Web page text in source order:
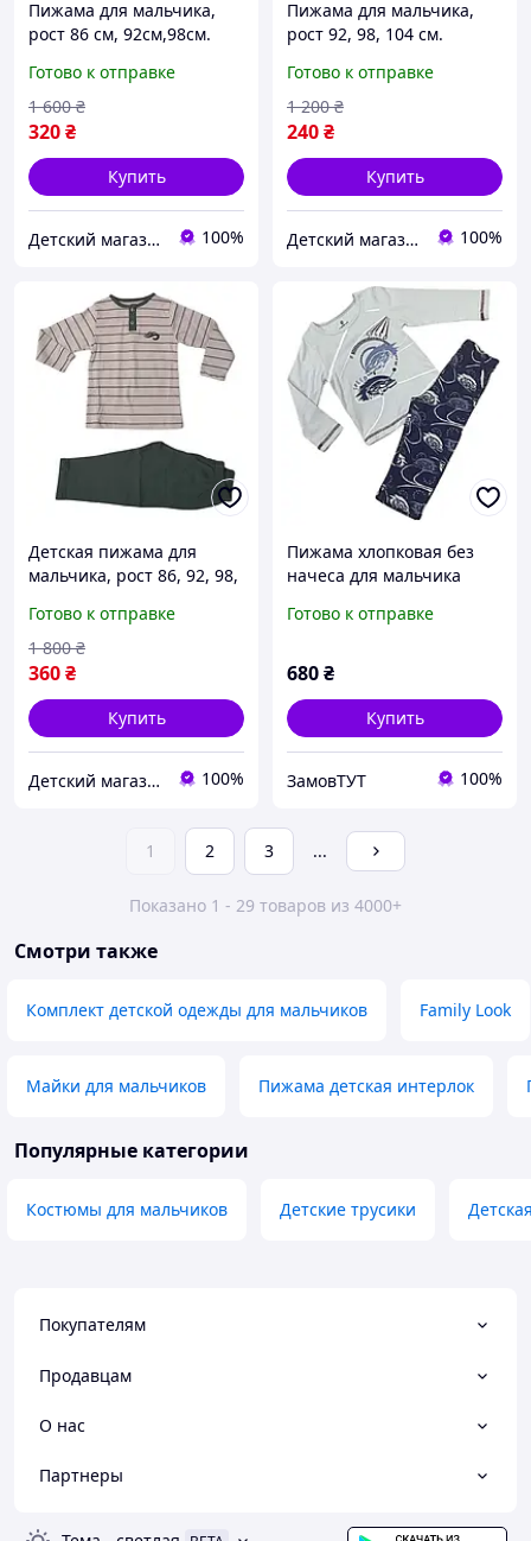
Пижама для мальчика,
рост 86 см, 92см,98см.
Готово к отправке
320₴
1 600 ₴
Купить
Детский магазин "Алекс & София" 100%
Пижама для мальчика,
рост 92, 98, 104 см.
Готово к отправке
240₴
1 200 ₴
Купить
Детский магазин "Алекс & София" 100%
Детская пижама для
мальчика, рост 86, 92, 98,
Готово к отправке
360₴
1 800 ₴
Купить
Детский магазин "Алекс & София" 100%
Пижама хлопковая без
начеса для мальчика
(2-3 года), рост 92-98 см
Готово к отправке
680₴
Купить
ЗамовТУТ 100%
1 2 3 ...
Показано 1 - 29 товаров из 4000+
Смотри также
Комплект детской одежды для мальчиков Family Look
Майки для мальчиков Пижама детская интерлок
Популярные категории
Костюмы для мальчиков Детские трусики
Покупателям
Продавцам
О нас
Партнеры